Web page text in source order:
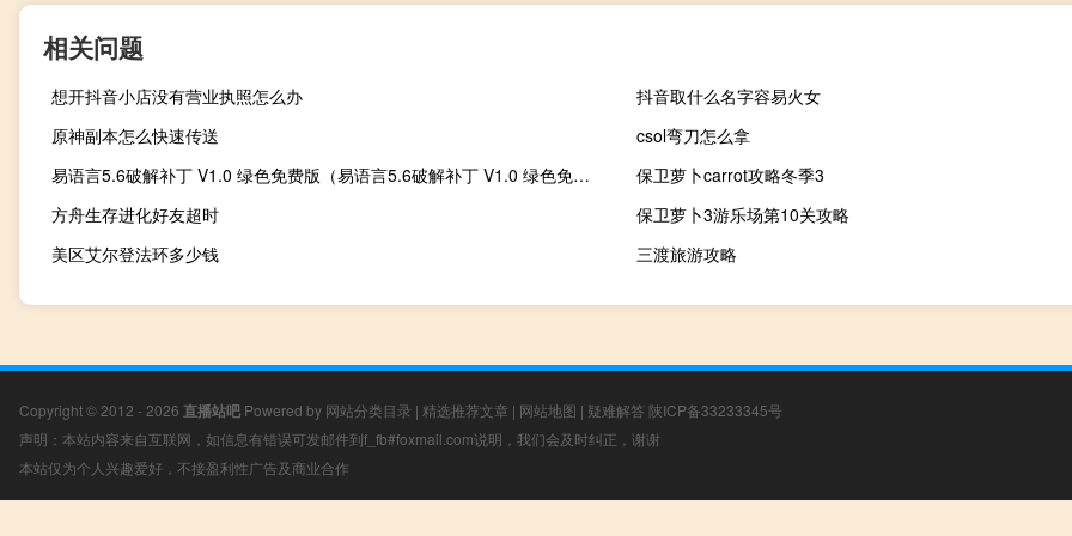
相关问题
想开抖音小店没有营业执照怎么办
抖音取什么名字容易火女
原神副本怎么快速传送
csol弯刀怎么拿
易语言5.6破解补丁 V1.0 绿色免费版（易语言5.6破解补丁 V1.0 绿色免费版功能简介）
保卫萝卜carrot攻略冬季3
方舟生存进化好友超时
保卫萝卜3游乐场第10关攻略
美区艾尔登法环多少钱
三渡旅游攻略
Copyright © 2012 - 2026 直播站吧 Powered by 网站分类目录 | 精选推荐文章 | 网站地图 | 疑难解答 陕ICP备33233345号
声明：本站内容来自互联网，如信息有错误可发邮件到f_fb#foxmail.com说明，我们会及时纠正，谢谢
本站仅为个人兴趣爱好，不接盈利性广告及商业合作